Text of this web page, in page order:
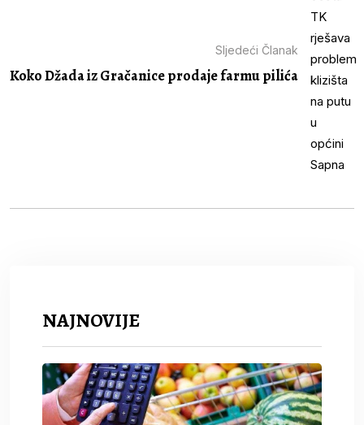
Sljedeći Članak
Koko Džada iz Gračanice prodaje farmu pilića
NAJNOVIJE